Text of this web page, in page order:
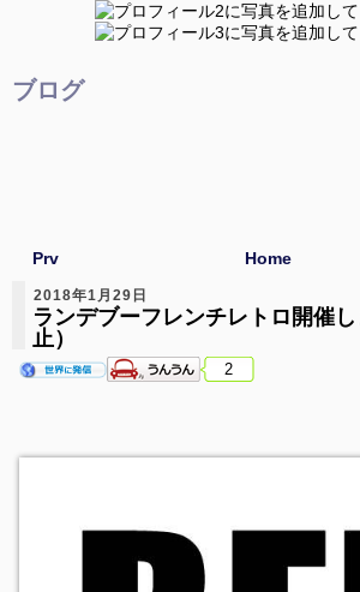
ブログ
Prv Home
2018年1月29日
ランデブーフレンチレトロ開催
止）
2